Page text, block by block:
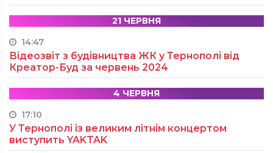
21 ЧЕРВНЯ
14:47
Відеозвіт з будівництва ЖК у Тернополі від
Креатор-Буд за червень 2024
4 ЧЕРВНЯ
17:10
У Тернополі із великим літнім концертом
виступить YAKTAK